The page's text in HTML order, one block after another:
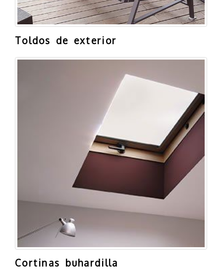
Toldos de exterior
Cortinas buhardilla